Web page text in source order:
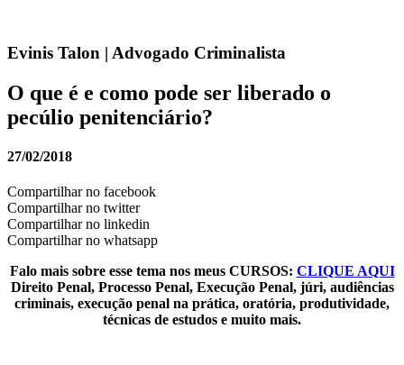
Evinis Talon | Advogado Criminalista
O que é e como pode ser liberado o
pecúlio penitenciário?
27/02/2018
Compartilhar no facebook
Compartilhar no twitter
Compartilhar no linkedin
Compartilhar no whatsapp
Falo mais sobre esse tema nos meus CURSOS: CLIQUE AQUI
Direito Penal, Processo Penal, Execução Penal, júri, audiências
criminais, execução penal na prática, oratória, produtividade,
técnicas de estudos e muito mais.